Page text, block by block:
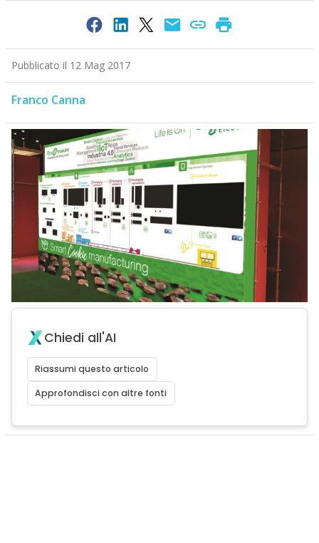
Pubblicato il 12 Mag 2017
Franco Canna
Chiedi all'AI
Riassumi questo articolo
Approfondisci con altre fonti